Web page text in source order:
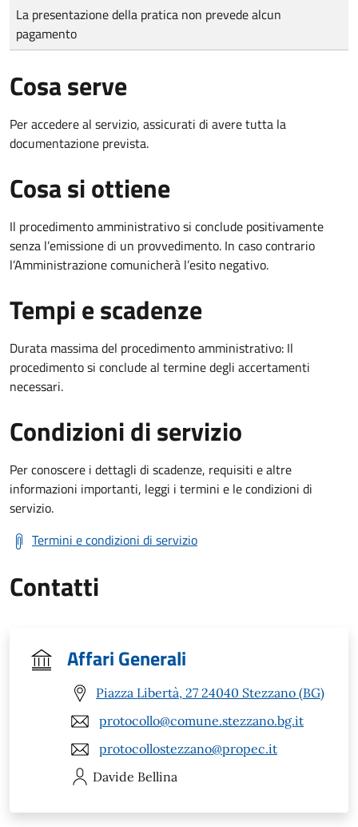
Tipo di pagamento
Importo
La presentazione della pratica non prevede alcun
pagamento
Cosa serve
Per accedere al servizio, assicurati di avere tutta la
documentazione prevista.
Cosa si ottiene
Il procedimento amministrativo si conclude positivamente
senza l’emissione di un provvedimento. In caso contrario
l’Amministrazione comunicherà l’esito negativo.
Tempi e scadenze
Durata massima del procedimento amministrativo: Il
procedimento si conclude al termine degli accertamenti
necessari.
Condizioni di servizio
Per conoscere i dettagli di scadenze, requisiti e altre
informazioni importanti, leggi i termini e le condizioni di
servizio.
Termini e condizioni di servizio
Contatti
Affari Generali
Piazza Libertà, 27 24040 Stezzano (BG)
protocollo@comune.stezzano.bg.it
protocollostezzano@propec.it
Davide Bellina